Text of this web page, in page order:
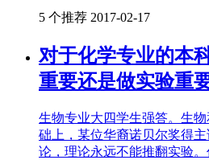
5 个推荐 2017-02-17
对于化学专业的本
重要还是做实验重
生物专业大四学生强答。生
础上，某位华裔诺贝尔奖得
论，理论永远不能推翻实验